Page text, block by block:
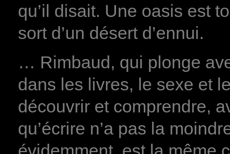
qu’il disait. Une oasis est
sort d’un désert d’ennui.
… Rimbaud, qui plonge
dans les livres, le sexe et
découvrir et comprendre,
qu’écrire n’a pas la